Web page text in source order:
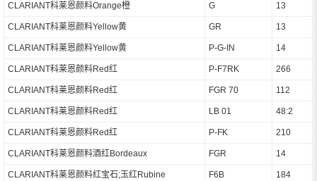
CLARIANT科莱恩颜料Orange橙 G 13
CLARIANT科莱恩颜料Yellow黄 GR 13
CLARIANT科莱恩颜料Yellow黄 P-G-IN 14
CLARIANT科莱恩颜料Red红 P-F7RK 266
CLARIANT科莱恩颜料Red红 FGR 70 112
CLARIANT科莱恩颜料Red红 LB 01 48:2
CLARIANT科莱恩颜料Red红 P-FK 210
CLARIANT科莱恩颜料酒红Bordeaux FGR 14
CLARIANT科莱恩颜料红宝石;玉红Rubine F6B 184